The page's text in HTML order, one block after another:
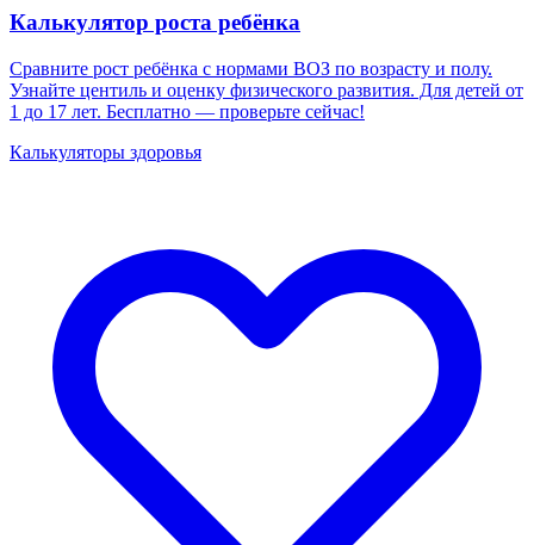
Калькулятор роста ребёнка
Сравните рост ребёнка с нормами ВОЗ по возрасту и полу.
Узнайте центиль и оценку физического развития. Для детей от
1 до 17 лет. Бесплатно — проверьте сейчас!
Калькуляторы здоровья